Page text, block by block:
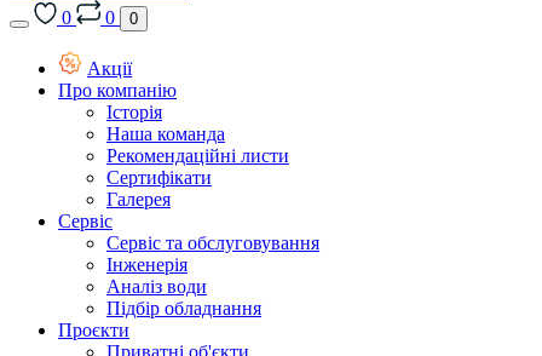
0
0 0
Акції
Про компанію
Історія
Наша команда
Рекомендаційні листи
Сертифікати
Галерея
Сервіс
Сервіс та обслуговування
Інженерія
Аналіз води
Підбір обладнання
Проєкти
Приватні об'єкти